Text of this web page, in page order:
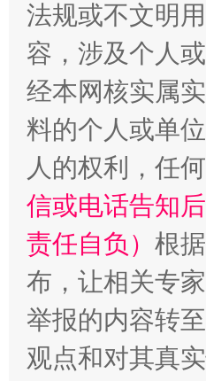
法规或不文明
容，涉及个人
经本网核实属
料的个人或单
人的权利，任
信或电话告知
责任自负） 根
布，让相关专
举报的内容转
观点和对其真实